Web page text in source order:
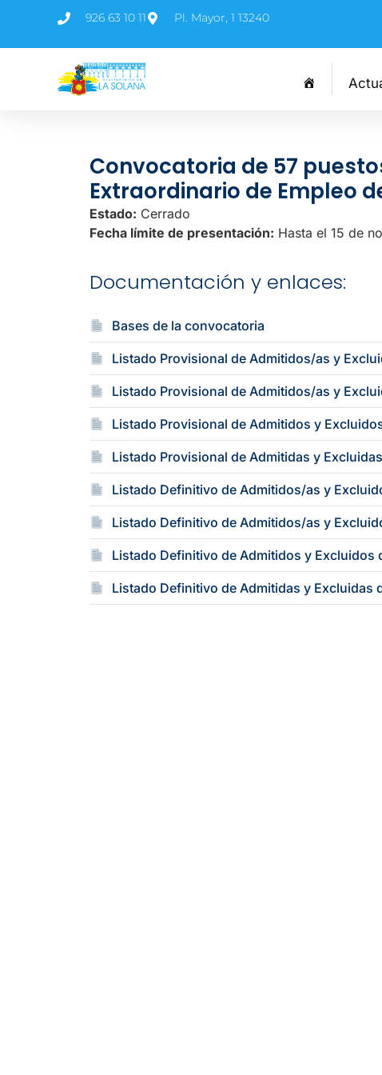
926 63 10 11 Pl. Mayor, 1 13240
Convocatoria de 57
Extraordinario de Empleo
Estado: Cerrado
Fecha límite de presentación: Hasta el 15 de
Documentación y enlaces:
Bases de la convocatoria
Listado Provisional de Admitidos/as y
Listado Provisional de Admitidos/as y
Listado Provisional de Admitidos y
Listado Provisional de Admitidas y
Listado Definitivo de Admitidos/as y
Listado Definitivo de Admitidos/as y
Listado Definitivo de Admitidos y Excluidos
Listado Definitivo de Admitidas y Excluidas